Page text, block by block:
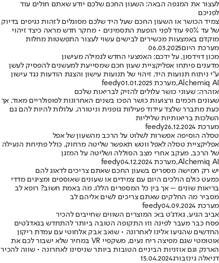
לעצור את המגפה הבאה: השעון החכם שלכם יודע שאתם חולים עוד
לפניכם
צמיד הכושר או השעון החכם שעל היד שלכם מסוגלים לזהות נגיפים בדיוק
של עד 90% עוד לפני הופעת התסמינים • מחקר חדש מראה כיצד זיהוי
מוקדם באמצעות מכשירים לבישים עשוי לעצור התפשטות מחלות
מערכת היום06.03.2025
מכון דוידסון, על ידכם: האמצעי החדש לגמילה מעישון
מדענים פיתחו אפליקציית שעון חכם שמסייעת למעשנים להפסיק לעשן
ע”י ניתוח תנועות היד, זיהוי של תנועות עישון והצגת הודעות נגד עישון
Alchemiq AI
,מערכת feedy 01.01.2025
אזהרה: שעוני כושר עלולים להזיק לבריאות שלכם
שעונים חכמים ורצועות כושר הפכו בשנים האחרונות לפופולריים מאוד, אך
כעת מתברר שלצד עידוד פעילות גופנית וניטורה, עלולות להיות להם גם
השלכות בריאותיות שליליות
מערכת feedy26.12.2024
טסלה הוסיפה אפשרות לשלוט על הרכב מהשעון של אפל
אפליקציית טסלה לאפל ווטש תאפשר שליטה מרחוק, כולל פתיחת הנעילה
של הרכב, מעקב אחרי מצב הסוללה ושליטה על המזגן
Alchemiq AI
,מערכת feedy04.12.2024
יש רק חמישה מספרים בשעון החכם שאתם צריכים לדאוג להם
כמעט כולם הולכים היום עם צמידים או שעונים שאוספים ומציגים מדדי
בריאות שונים – אך בין כל המספרים הללו, מה באמת חשוב? רופא לב
מסביר מה החלקים שאתם צריכים לשים אליהם לב
מערכת feedy04.09.2024
אביב הגיע, גאדג'ט בא: המוצרים השווים שחייבים להכיר
פסח כבר מעבר לפינה וזו התקופה הטובה ביותר להתחדש בגאדג'טים
החדשים שהגיעו אלינו לאחרונה • שואב אבק אלחוטי עם עמדת ריקון
אוטומטי שגם מפיצה ריח נעים, משקפיי VR במחיר שלא ישבור לכם את
הארנק וגם אוזניות הביניים הטובות ביותר שניסינו לאחרונה • שווה להכיר
דניאלה גינזבורג15.04.2024